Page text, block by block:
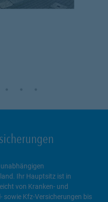
Video anzusehen.
Ihr Hauptsitz ist in
von Kranken- und
sowie Kfz-Versicherungen bis